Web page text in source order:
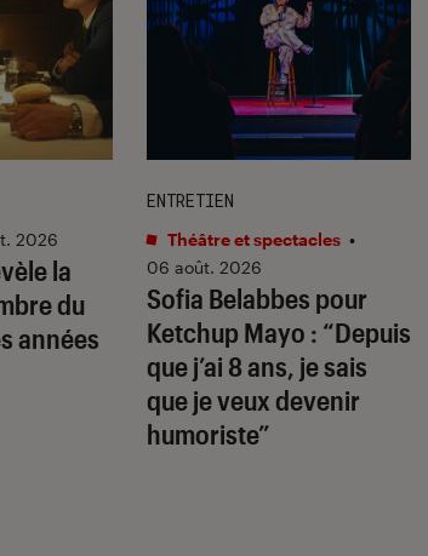
la
du
années
2026
Sofia Belabbes pour
Ketchup Mayo : “Depuis
que j’ai 8 ans, je sais
que je veux devenir
humoriste”
ENTRETIEN
Théâtre et spectacles •
06 août. 2026